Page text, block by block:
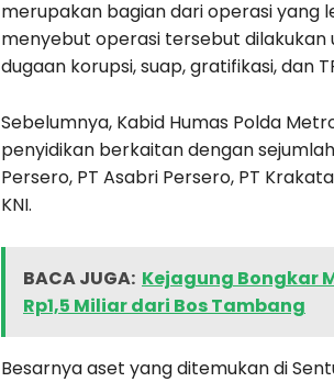
merupakan bagian dari operasi yang
menyebut operasi tersebut
dugaan korupsi, suap, gratifikasi, dan
Sebelumnya, Kabid Humas Polda
penyidikan berkaitan dengan
Persero, PT Asabri Persero, PT
KNI.
BACA JUGA: Kejagung Bongkar
Rp1,5 Miliar dari Bos Tambang
Besarnya aset yang ditemukan di